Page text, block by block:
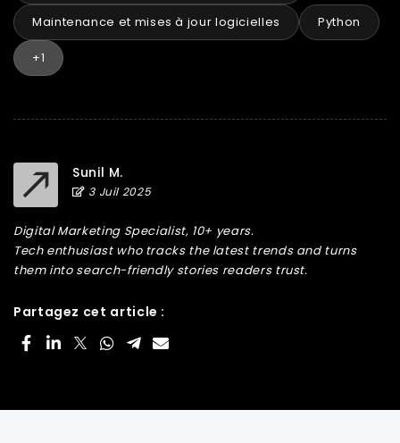
Maintenance et mises à jour logicielles Python
+1
Sunil M.
3 Juil 2025
Digital Marketing Specialist, 10+ years.
Tech enthusiast who tracks the latest trends and turns
them into search-friendly stories readers trust.
Partagez cet article :